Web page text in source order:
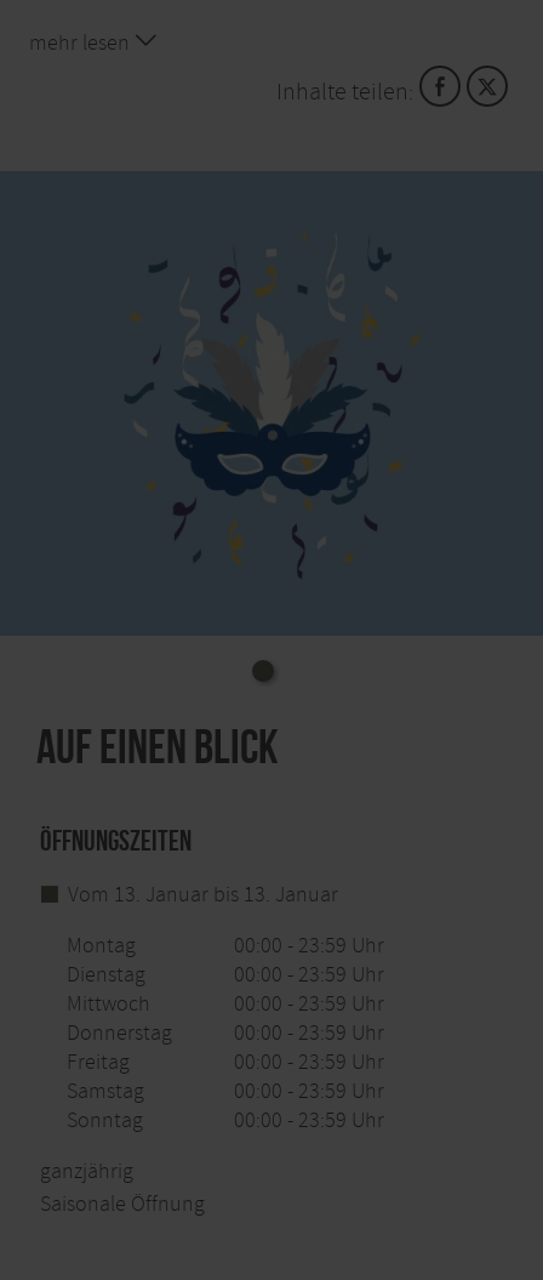
mehr lesen
Inhalte teilen:
Auf einen Blick
Öffnungszeiten
Vom 13. Januar bis 13. Januar
Montag
00:00 - 23:59 Uhr
Dienstag
00:00 - 23:59 Uhr
Mittwoch
00:00 - 23:59 Uhr
Donnerstag
00:00 - 23:59 Uhr
Freitag
00:00 - 23:59 Uhr
Samstag
00:00 - 23:59 Uhr
Sonntag
00:00 - 23:59 Uhr
ganzjährig
Saisonale Öffnung